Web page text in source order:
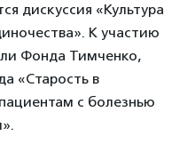
дискуссия «Культура
К участию
Фонда Тимченко,
«Старость в
с болезнью